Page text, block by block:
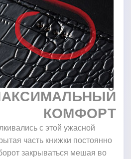
КОМФОРТ
с этой ужасной
часть книжки постоянно
закрываться мешая во